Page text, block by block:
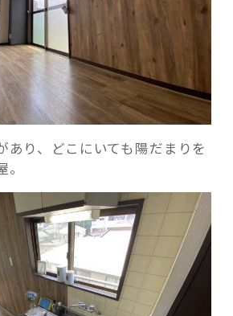
あり、どこにいても陽だまりを